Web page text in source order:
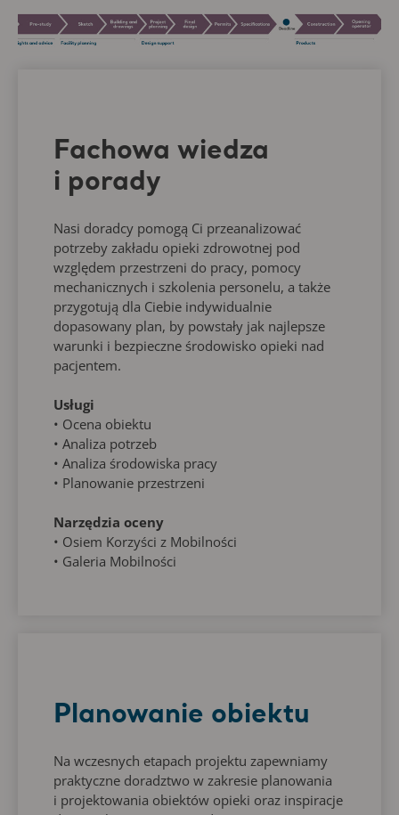
Fachowa wiedza
i porady
Nasi doradcy pomogą Ci przeanalizować
potrzeby zakładu opieki zdrowotnej pod
względem przestrzeni do pracy, pomocy
mechanicznych i szkolenia personelu, a także
przygotują dla Ciebie indywidualnie
dopasowany plan, by powstały jak najlepsze
warunki i bezpieczne środowisko opieki nad
pacjentem.
Usługi
• Ocena obiektu
• Analiza potrzeb
• Analiza środowiska pracy
• Planowanie przestrzeni
Narzędzia oceny
• Osiem Korzyści z Mobilności
• Galeria Mobilności
Planowanie obiektu
Na wczesnych etapach projektu zapewniamy
praktyczne doradztwo w zakresie planowania
i projektowania obiektów opieki oraz inspiracje